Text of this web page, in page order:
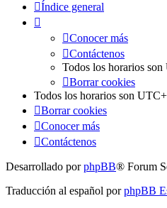
Índice general
Conocer más
Contáctenos
Todos los horarios son
Borrar cookies
Todos los horarios son
Borrar cookies
Conocer más
Contáctenos
Desarrollado porphpBB® Forum
Traducción al español porphpBB